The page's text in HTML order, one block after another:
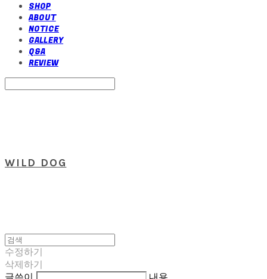
SHOP
ABOUT
NOTICE
GALLERY
Q&A
REVIEW
WILD DOG
수정하기
삭제하기